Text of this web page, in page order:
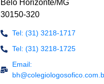
Belo Horizonte/MG
30150-320
Tel: (31) 3218-1717
Tel: (31) 3218-1725
Email: